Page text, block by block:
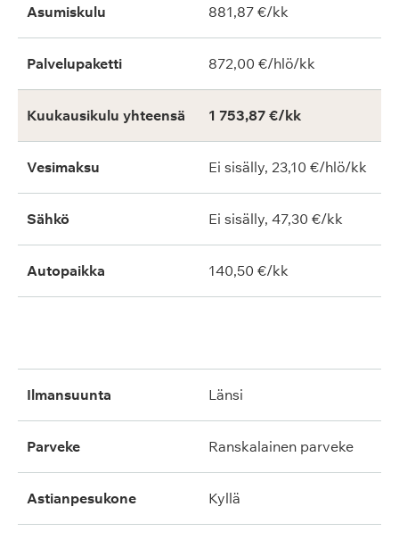
Asumiskulu 881,87 €/kk
Palvelupaketti 872,00 €/hlö/kk
Kuukausikulu yhteensä 1 753,87 €/kk
Vesimaksu Ei sisälly, 23,10 €/hlö/kk
Sähkö Ei sisälly, 47,30 €/kk
Autopaikka 140,50 €/kk
ilmansuunta länsi
parveke ranskalainen parveke
astianpesukone kyllä